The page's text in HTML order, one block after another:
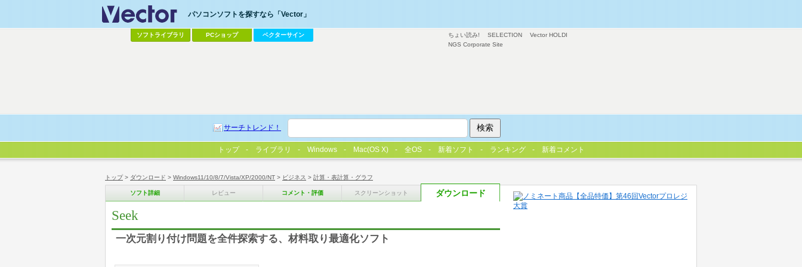
トップ> ダウンロード > Windows11/10/8/7/Vista/XP/2000/NT > ビジネス > 計算・表計算・グラフ
ソフト詳細 レビュー コメント・評価 スクリーンショット ダウンロード
Seek
一次元割り付け問題を全件探索する、材料取り最適化ソフト
ちょい読み! SELECTION
Vector HOLDI
NGS Corporate Site
パソコンソフトを探すなら「Vector」
ソフトライブラリ PCショップ ベクターサイン
サーチトレンド！
トップ ライブラリ Windows Mac(OS X) 全OS 新着ソフト ランキング 新着コメント